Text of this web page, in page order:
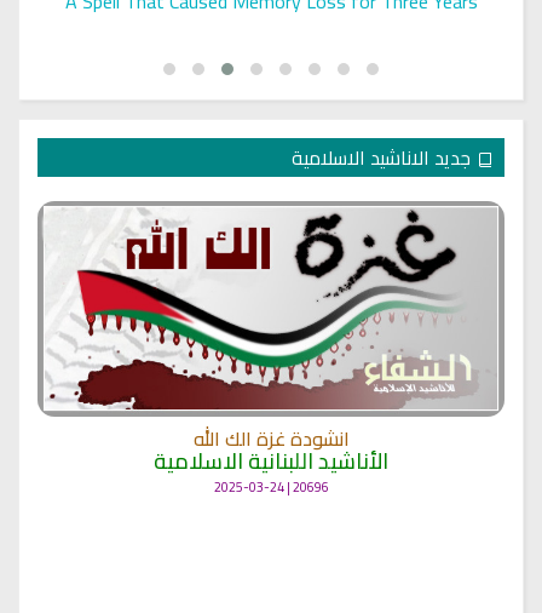
جديد الاناشيد الاسلامية
انشودة غزة الك الله
الأناشيد اللبنانية الاسلامية
20696 | 2025-03-24